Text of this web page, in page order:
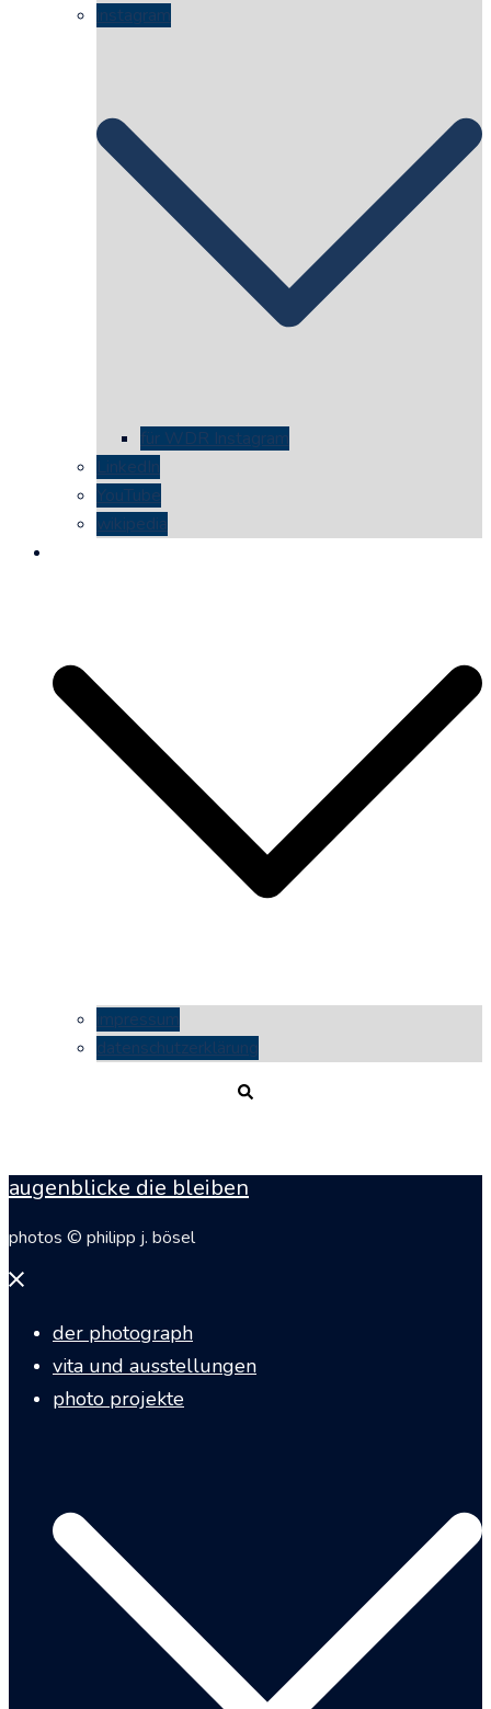
instagram
für WDR Instagram
LinkedIn
YouTube
wikipedia
impressum
datenschutzerklärung
augenblicke die bleiben
photos © philipp j. bösel
Menü
der photograph
vita und ausstellungen
photo projekte